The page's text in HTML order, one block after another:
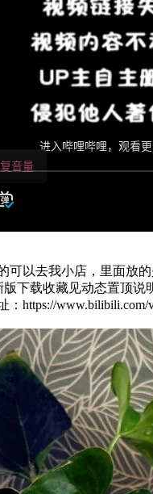
可以去我小店，里面放
下载收藏见动态置顶说
https://